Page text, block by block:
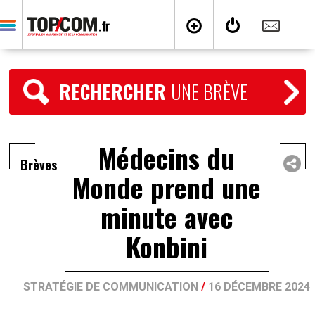
RECHERCHER UNE BRÈVE
Brèves Médecins du
Monde prend une
minute avec
Konbini
STRATÉGIE DE COMMUNICATION/ 16 DÉCEMBRE 2024